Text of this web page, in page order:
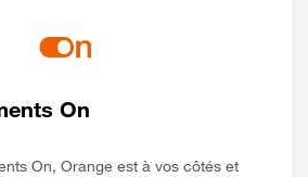
On
On, Orange est à vos côtés et